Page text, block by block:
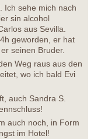
Ich sehe mich nach
sin alcohol
aus Sevilla.
geworden, er hat
seinen Bruder.
Weg raus aus den
wo ich bald Evi
auch Sandra S.
auch noch, in Form
im Hotel!